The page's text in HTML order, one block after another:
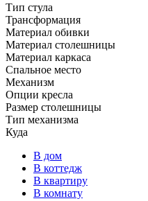
Тип стула
Трансформация
Материал обивки
Материал столешницы
Материал каркаса
Спальное место
Механизм
Опции кресла
Размер столешницы
Тип механизма
Куда
В дом
В коттедж
В квартиру
В комнату